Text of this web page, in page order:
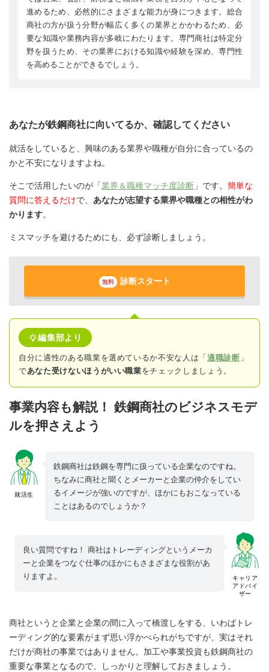
進めるため、必然的にさまざまな能力が身につきます。総合
商社の方が扱う分野が幅広く多くの業界とかかわるため、必
要な知識や業務内容が多岐にわたります。専門商社は特定分
野を扱うため、その業界における知識や経験を深め、専門性
を高めることができるでしょう。
あなたが鉄鋼商社に向いてるか、確認してください
就活をしていると、興味のある業界や職種が自分に合っているの
かと不安になりますよね。
そこで活用したいのが「業界＆職種マッチ度診断 」です。 簡単な
質問に答えるだけで、 あなたが志望する業界や職種との相性がわ
かります。
ミスマッチを避けるためにも、必ず診断しましょう。
無料 診断スタート
編集部より
自分に適性のある職業を選めているか不安な人は「 適職診断 」
であなた受けないほうがいい職業をチェックしましょう。
事業内容も解説！ 鉄鋼商社のビジネスモデ
ルを押さえよう
就活生
鉄鋼商社は鉄鋼を専門に扱っている企業なのですね。
ちなみに商社と聞くとメーカーと企業の仲介をしてい
るイメージが強いのですが、ほかにもおこなっている
ことはあるのでしょうか？
キャリア
アドバイ
ザー
良い質問ですね！ 商社はトレーディングというメーカ
ーと企業をつなぐ仕事のほかにもさまざまな役割があ
りますよ。
商社というと企業と企業の間に入って橋渡しをする、いわばトレ
ーディング的な要素がまず思い浮かべられがちですが、実はそれ
だけが商社の事業ではありません。加工や事業投資も鉄鋼商社の
重要な事業となるので、しっかりと理解しておきましょう。